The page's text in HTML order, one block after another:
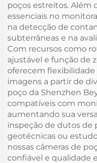
poços estreitos. Além
essenciais no
na detecção de
subterrâneas e na
Com recursos como
ajustável e função de
oferecem
imagens a partir de
poço da Shenzhen
compatíveis com
aumentando sua
inspeção de dutos de
geotécnicas ou
nossas câmeras de
confiável e qualidade